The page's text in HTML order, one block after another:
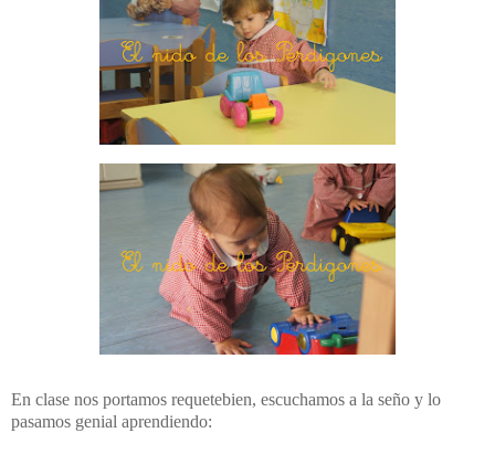
En clase nos portamos requetebien, escuchamos a la seño y lo
pasamos genial aprendiendo: